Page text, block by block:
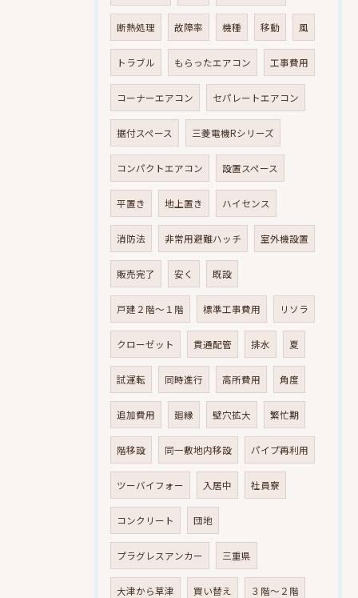
断熱処理 故障率 機種 移動 風
トラブル もらったエアコン 工事費用
コーナーエアコン セパレートエアコン
据付スペース 三菱電機Rシリーズ
コンパクトエアコン 設置スペース
平置き 地上置き ハイセンス
消防法 非常用避難ハッチ 室外機設置
販売完了 安く 既設
戸建２階～１階 標準工事費用 リソラ
クローゼット 貫通配管 排水 夏
試運転 同時進行 高所費用 角度
追加費用 廻縁 壁穴拡大 繁忙期
階移設 同一敷地内移設 パイプ再利用
ツーバイフォー 入居中 社員寮
コンクリート 団地
プラグレスアンカー 三重県
大津から草津 買い替え ３階～２階